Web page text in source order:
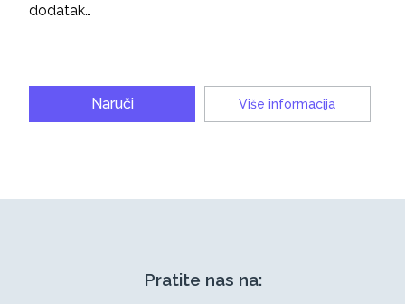
dodatak…
Naruči Više informacija
Pratite nas na: